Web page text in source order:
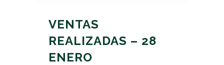
VENTAS
REALIZADAS – 28
ENERO